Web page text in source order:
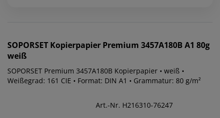
SOPORSET Kopierpapier Premium 3457A180B A1 80g
weiß
SOPORSET Premium 3457A180B Kopierpapier • weiß •
Weißegrad: 161 CIE • Format: DIN A1 • Grammatur: 80 g/m²
Art.-Nr. H216310-76247